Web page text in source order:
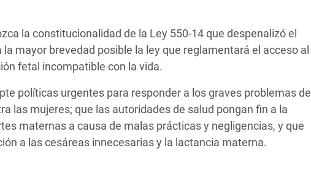
la constitucionalidad de la Ley 550-14 que despenalizó el
mayor brevedad posible la ley que reglamentará el acceso al
fetal incompatible con la vida.
políticas urgentes para responder a los graves problemas de
las mujeres; que las autoridades de salud pongan fin a la
maternas a causa de malas prácticas y negligencias, y que
a las cesáreas innecesarias y la lactancia materna.